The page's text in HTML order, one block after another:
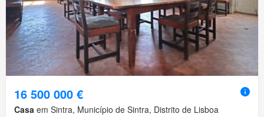
16 500 000 €
Casa em Sintra, Município de Sintra, Distrito de Lisboa